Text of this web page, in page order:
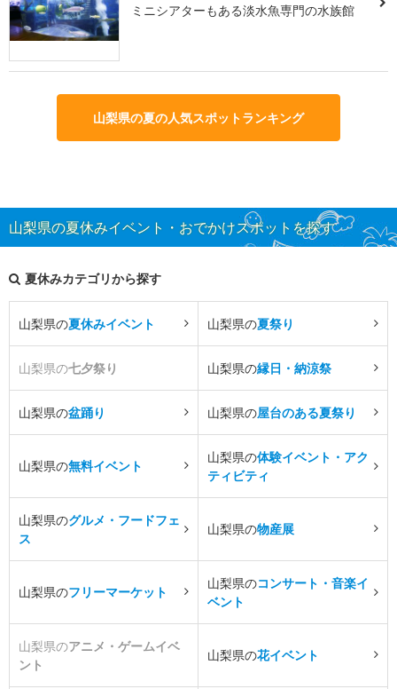
ミニシアターもある淡水魚専門の水族館
山梨県の夏の人気スポットランキング
山梨県の夏休みイベント・おでかけスポットを探す
夏休みカテゴリから探す
山梨県の夏休みイベント 山梨県の夏祭り
山梨県の七夕祭り 山梨県の縁日・納涼祭
山梨県の盆踊り 山梨県の屋台のある夏祭り
山梨県の無料イベント
山梨県の体験イベント・アク
ティビティ
山梨県のグルメ・フードフェ
ス
山梨県の物産展
山梨県のフリーマーケット
山梨県のコンサート・音楽イ
ベント
山梨県のアニメ・ゲームイベ
ント
山梨県の花イベント